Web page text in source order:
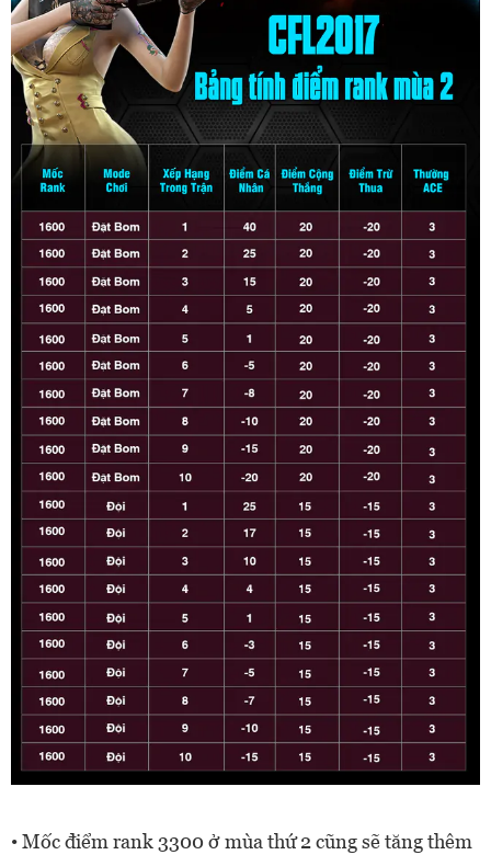
• Mốc điểm rank 3300 ở mùa thứ 2 cũng sẽ tăng thêm